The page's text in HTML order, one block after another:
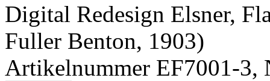
Digital Redesign Elsner,
Fuller Benton, 1903)
Artikelnummer EF7001-3,